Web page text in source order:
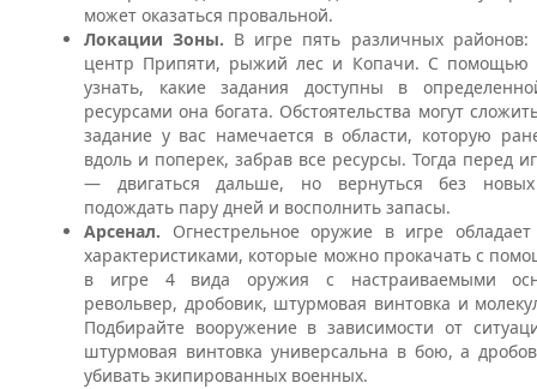
может оказаться провальной.
Локации Зоны. В игре пять различных
центр Припяти, рыжий лес и Копачи. С помощью
узнать, какие задания доступны в
ресурсами она богата. Обстоятельства могут
задание у вас намечается в области, которую
вдоль и поперек, забрав все ресурсы. Тогда перед
— двигаться дальше, но вернуться без
подождать пару дней и восполнить запасы.
Арсенал. Огнестрельное оружие в игре
характеристиками, которые можно прокачать с
в игре 4 вида оружия с настраиваемыми
револьвер, дробовик, штурмовая винтовка и
Подбирайте вооружение в зависимости от
штурмовая винтовка универсальна в бою, а
убивать экипированных военных.